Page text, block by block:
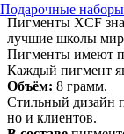
Подарочные наборы
Пигменты XCF
лучшие школы
Пигменты имеют
Каждый пигмент
Объём: 8 грамм.
Стильный дизайн
но и клиентов.